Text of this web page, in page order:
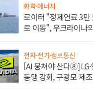
화학·에너지
로이터 "정제연료 3만
로 이동", 우크라이나
전자·전기·정보통신
[AI 뭉쳐야 산다⑧]
동맹 강화, 구광모 제